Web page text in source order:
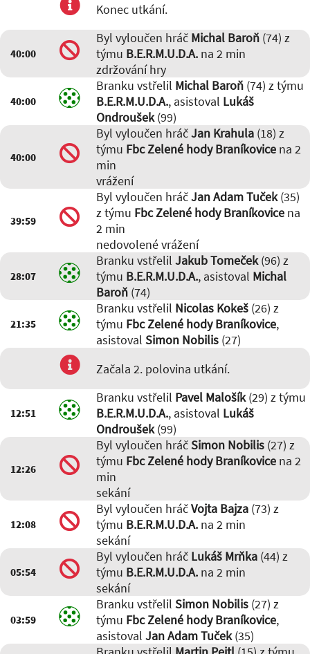
Konec utkání.
40:00
Byl vyloučen hráč Michal Baroň(74) z
týmu B.E.R.M.U.D.A.na 2 min
zdržování hry
40:00
Branku vstřelil Michal Baroň(74) z týmu
B.E.R.M.U.D.A., asistoval Lukáš
Ondroušek(99)
40:00
Byl vyloučen hráčJan Krahula(18) z
týmu Fbc Zelené hody Braníkovicena 2
min
vrážení
39:59
Byl vyloučen hráčJan Adam Tuček(35)
z týmu Fbc Zelené hody Braníkovicena
2 min
nedovolené vrážení
28:07
Branku vstřelil Jakub Tomeček(96) z
týmu B.E.R.M.U.D.A., asistoval Michal
Baroň(74)
21:35
Branku vstřelil Nicolas Kokeš(26) z
týmu Fbc Zelené hody Braníkovice,
asistoval Simon Nobilis(27)
Začala 2. polovina utkání.
12:51
Branku vstřelil Pavel Malošík(29) z týmu
B.E.R.M.U.D.A., asistoval Lukáš
Ondroušek(99)
12:26
Byl vyloučen hráčSimon Nobilis(27) z
týmu Fbc Zelené hody Braníkovicena 2
min
sekání
12:08
Byl vyloučen hráčVojta Bajza(73) z
týmu B.E.R.M.U.D.A.na 2 min
sekání
05:54
Byl vyloučen hráč Lukáš Mrňka(44) z
týmu B.E.R.M.U.D.A.na 2 min
sekání
03:59
Branku vstřelil Simon Nobilis(27) z
týmu Fbc Zelené hody Braníkovice,
asistoval Jan Adam Tuček(35)